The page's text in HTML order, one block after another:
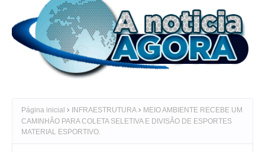
Página inicial INFRAESTRUTURA
MEIO AMBIENTE RECEBE UM
CAMINHÃO PARA COLETA SELETIVA E DIVISÃO DE ESPORTES
MATERIAL ESPORTIVO.